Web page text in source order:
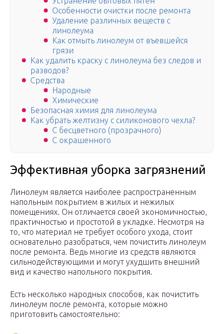
Особенности очистки после ремонта
Удаление различных веществ с
линолеума
Как отмыть линолеум от въевшейся
грязи
Как удалить краску с линолеума без следов и
разводов?
Средства
Народные
Химические
Безопасная химия для линолеума
Как убрать желтизну с силиконового чехла?
С бесцветного (прозрачного)
С окрашенного
Эффективная уборка загрязнений
Линолеум является наиболее распространенным
напольным покрытием в жилых и нежилых
помещениях. Он отличается своей экономичностью,
практичностью и простотой в укладке. Несмотря на
то, что материал не требует особого ухода, стоит
основательно разобраться, чем почистить линолеум
после ремонта. Ведь многие из средств являются
сильнодействующими и могут ухудшить внешний
вид и качество напольного покрытия.
Есть несколько народных способов, как почистить
линолеум после ремонта, которые можно
приготовить самостоятельно: